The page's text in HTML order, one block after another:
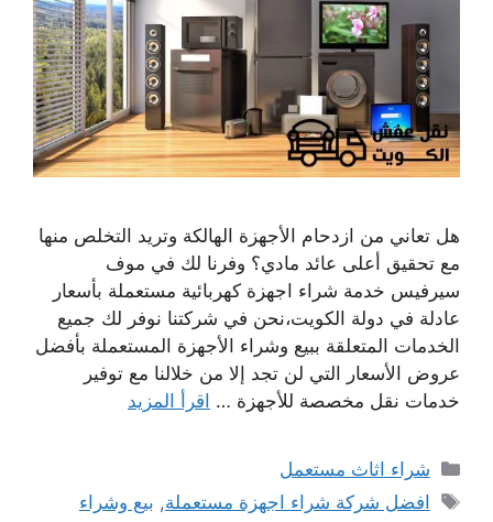
هل تعاني من ازدحام الأجهزة الهالكة وتريد التخلص منها
مع تحقيق أعلى عائد مادي؟ وفرنا لك في موف
سيرفيس خدمة شراء اجهزة كهربائية مستعملة بأسعار
عادلة في دولة الكويت،نحن في شركتنا نوفر لك جميع
الخدمات المتعلقة ببيع وشراء الأجهزة المستعملة بأفضل
عروض الأسعار التي لن تجد إلا من خلالنا مع توفير
خدمات نقل مخصصة للأجهزة … اقرأ المزيد
التصنيفات
شراء اثاث مستعمل
الوسوم
افضل شركة شراء اجهزة مستعملة, بيع وشراء